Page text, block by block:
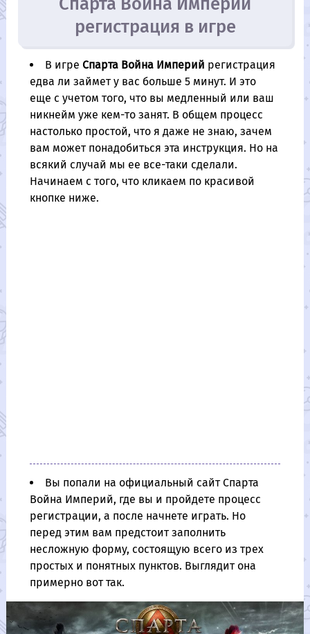
регистрация в игре
В игре Спарта Война Империй регистрация
едва ли займет у вас больше 5 минут. И это
еще с учетом того, что вы медленный или ваш
никнейм уже кем-то занят. В общем процесс
настолько простой, что я даже не знаю, зачем
вам может понадобиться эта инструкция. Но на
всякий случай мы ее все-таки сделали.
Начинаем с того, что кликаем по красивой
кнопке ниже.
Вы попали на официальный сайт Спарта
Война Империй, где вы и пройдете процесс
регистрации, а после начнете играть. Но
перед этим вам предстоит заполнить
несложную форму, состоящую всего из трех
простых и понятных пунктов. Выглядит она
примерно вот так.